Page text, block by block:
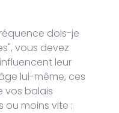
dois-je
vous devez
leur
lui-même, ces
vos balais
ou moins vite :